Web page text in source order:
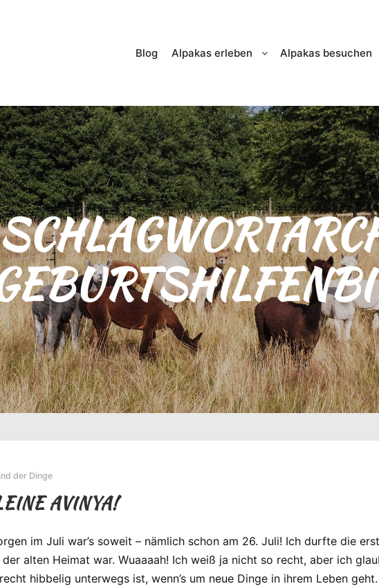
Blog Alpakas erleben Alpakas besuchen
der Dinge
AVINYA!
im Juli war’s soweit – nämlich schon am 26. Juli! Ich durfte die
alten Heimat war. Wuaaaah! Ich weiß ja nicht so recht, aber ich
hibbelig unterwegs ist, wenn’s um neue Dinge in ihrem Leben